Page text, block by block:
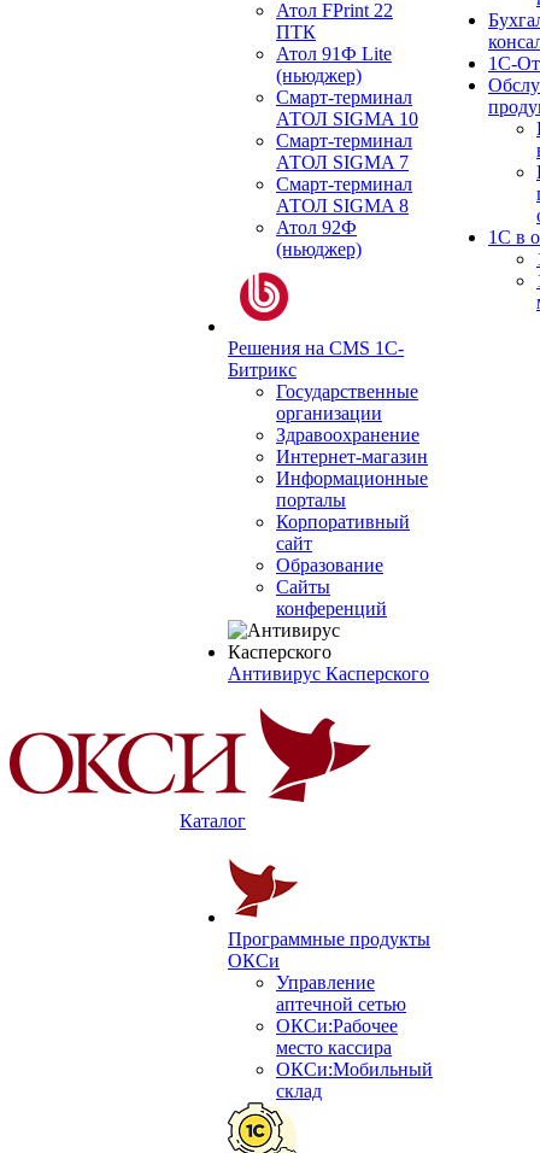
Атол FPrint 22
ПТК
Атол 91Ф Lite
(ньюджер)
Смарт-терминал
АТОЛ SIGMA 10
Смарт-терминал
АТОЛ SIGMA 7
Смарт-терминал
АТОЛ SIGMA 8
Атол 92Ф
(ньюджер)
Решения на CMS 1С-
Битрикс
Государственные
организации
Здравоохранение
Интернет-магазин
Информационные
порталы
Корпоративный
сайт
Образование
Сайты
конференций
Антивирус Касперского
1С-
1С в
Каталог
Программные продукты
ОКСи
Управление
аптечной сетью
ОКСи:Рабочее
место кассира
ОКСи:Мобильный
склад